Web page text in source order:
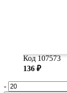
Код 107573
136 ₽
-